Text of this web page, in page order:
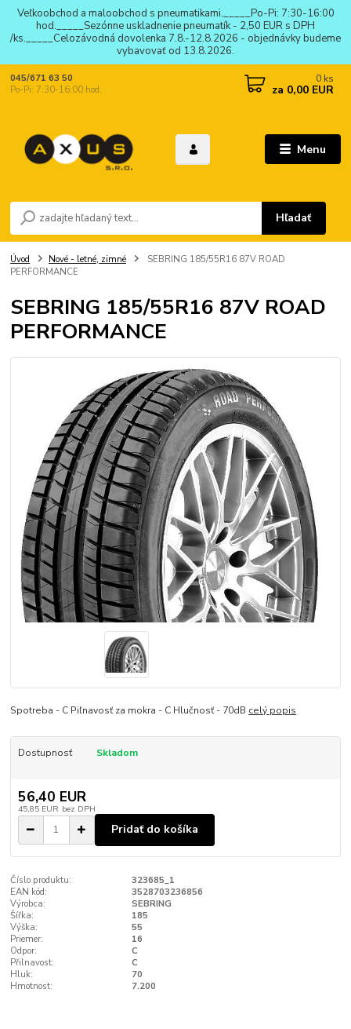
Veľkoobchod a maloobchod s pneumatikami._____Po-Pi: 7:30-16:00
hod._____Sezónne uskladnenie pneumatík - 2,50 EUR s DPH
/ks._____Celozávodná dovolenka 7.8.-12.8.2026 - objednávky budeme
vybavovať od 13.8.2026.
Menu
Hľadať
045/671 63 50
Po-Pi: 7:30-16:00 hod.
0 ks
za 0,00 EUR
Úvod Nové - letné, zimné
SEBRING 185/55R16 87V ROAD
PERFORMANCE
SEBRING 185/55R16 87V ROAD
PERFORMANCE
Spotreba - C Piľnavosť za mokra - C Hlučnosť - 70dB celý popis
Dostupnosť Skladom
56,40 EUR
45,85 EUR bez DPH
Pridať do košíka
Číslo produktu:
323685_1
EAN kód:
3528703236856
Výrobca:
SEBRING
Šířka:
185
Výška:
55
Priemer:
16
Odpor:
C
Přilnavost:
C
Hluk:
70
Hmotnost:
7.200